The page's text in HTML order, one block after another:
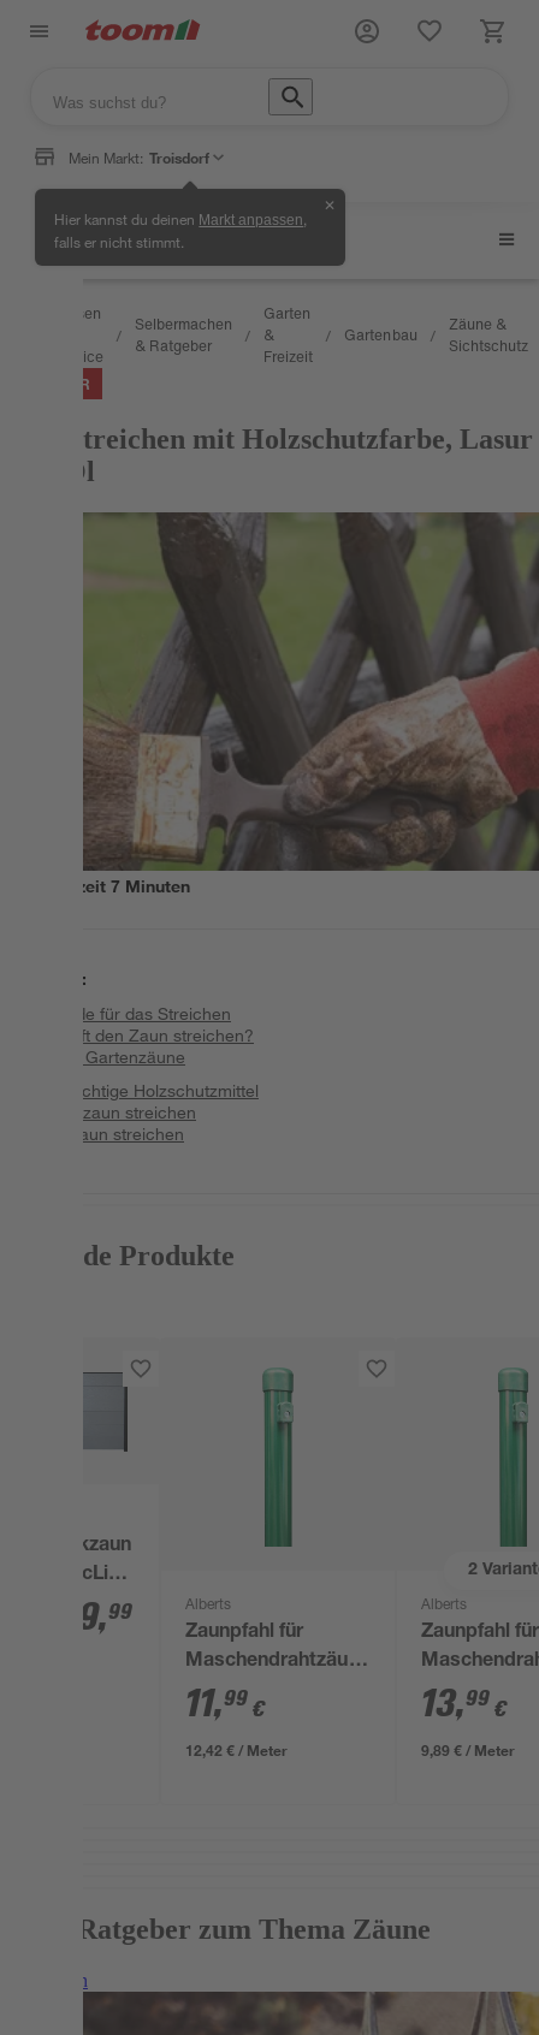
Mein Markt: Troisdorf
Hier kannst du deinen Markt anpassen
falls er nicht stimmt.
✕
Zäune & Sichtschutz
Wissen
Service
/
Selbermachen
& Ratgeber
/
Garten
&
Freizeit
/ Gartenbau /
Zäune &
Sichtschutz
RATGEBER
Zaun streichen mit Holzschutzfarbe, Lasur
oder Öl
Lesezeit7 Minuten
:
Gründe für das Streichen
Wie oft den Zaun streichen?
bunte Gartenzäune
Das richtige Holzschutzmittel
Metallzaun streichen
Holzzaun streichen
Passende Produkte
Steckzaun
'BasicLine'
Holzoptik
silbergrau
269,99 Alberts
Zaunpfahl für
Maschendrahtzäune
grün Ø 3,4 x 96,5 cm
11,99 €
12,42 € / Meter
2
Alberts
Zaunpfahl für
grün Ø 3,4 x
cm
13,99 €
9,89 € / Meter
Mehr Ratgeber zum Thema Zäune
Weiterlesen